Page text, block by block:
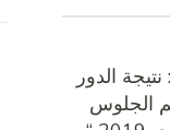
الدور
الجلوس